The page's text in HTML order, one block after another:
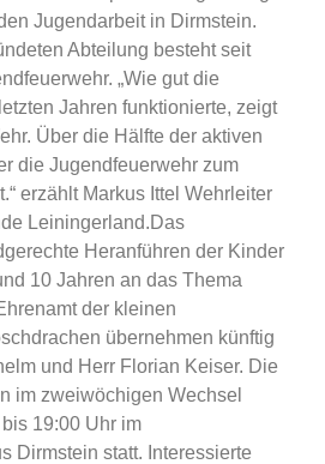
Jugendarbeit in Dirmstein.
Abteilung besteht seit
„Wie gut die
Jahren funktionierte, zeigt
Über die Hälfte der aktiven
die Jugendfeuerwehr zum
erzählt Markus Ittel Wehrleiter
Leiningerland.Das
Heranführen der Kinder
10 Jahren an das Thema
der kleinen
übernehmen künftig
und Herr Florian Keiser. Die
im zweiwöchigen Wechsel
19:00 Uhr im
Dirmstein statt. Interessierte